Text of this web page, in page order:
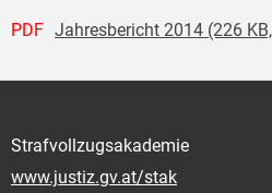
PDF Jahresbericht 2014 (226
Strafvollzugsakademie
www.justiz.gv.at/stak